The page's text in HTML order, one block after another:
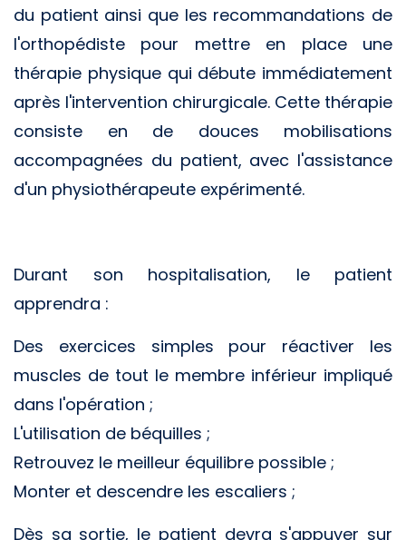
du patient ainsi que les recommandations de
l'orthopédiste pour mettre en place une
thérapie physique qui débute immédiatement
après l'intervention chirurgicale. Cette thérapie
consiste en de douces mobilisations
accompagnées du patient, avec l'assistance
d'un physiothérapeute expérimenté.
Durant son hospitalisation, le patient
apprendra :
Des exercices simples pour réactiver les
muscles de tout le membre inférieur impliqué
dans l'opération ;
L'utilisation de béquilles ;
Retrouvez le meilleur équilibre possible ;
Monter et descendre les escaliers ;
Dès sa sortie, le patient devra s'appuyer sur